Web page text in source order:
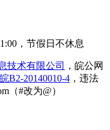
，节假日不休息
技术有限公司
，皖公网
皖B2-20140010-4 ，违法
（#改为@）